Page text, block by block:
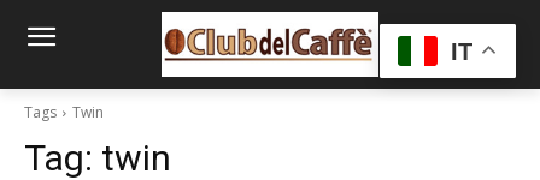
Tags Twin
Tag: twin
IT